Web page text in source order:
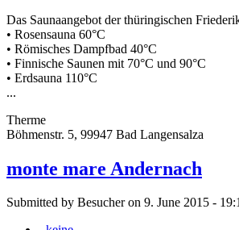
Das Saunaangebot der thüringischen
• Rosensauna 60°C
• Römisches Dampfbad 40°C
• Finnische Saunen mit 70°C und 90°C
• Erdsauna 110°C
...
Therme
Böhmenstr. 5, 99947 Bad Langensalza
monte mare Andernach
Submitted by Besucher on 9. June 2015 -